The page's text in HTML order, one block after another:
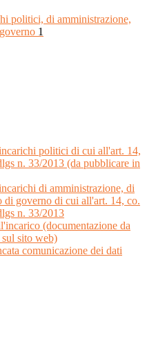
politici, di amministrazione,
1
politici di cui all'art. 14,
n. 33/2013 (da pubblicare in
di amministrazione, di
di governo di cui all'art. 14, co.
n. 33/2013
(documentazione da
sito web)
comunicazione dei dati